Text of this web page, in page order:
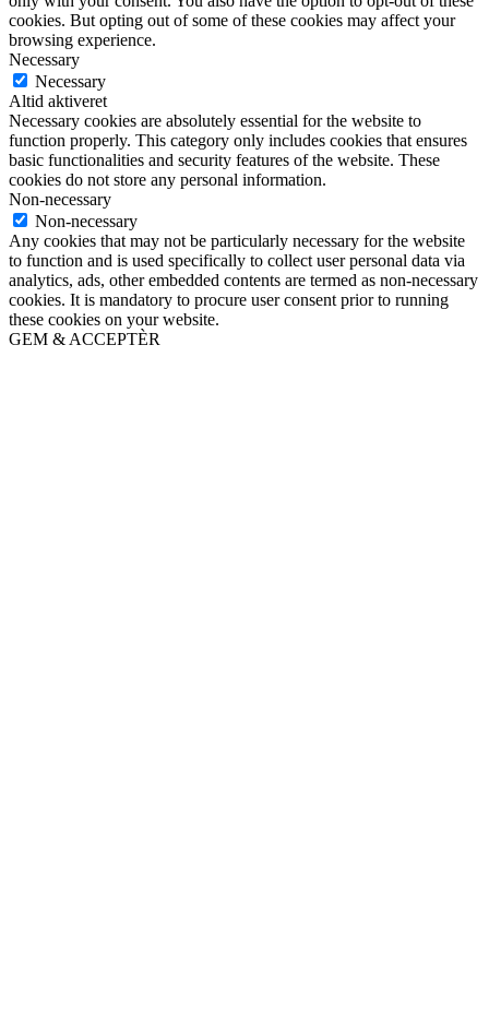
cookies. But opting out of some of these cookies may affect your
browsing experience.
Necessary
Necessary
Altid aktiveret
Necessary cookies are absolutely essential for the website to
function properly. This category only includes cookies that ensures
basic functionalities and security features of the website. These
cookies do not store any personal information.
Non-necessary
Non-necessary
Any cookies that may not be particularly necessary for the website
to function and is used specifically to collect user personal data via
analytics, ads, other embedded contents are termed as non-necessary
cookies. It is mandatory to procure user consent prior to running
these cookies on your website.
GEM & ACCEPTÈR